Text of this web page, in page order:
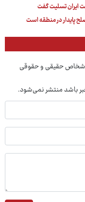
ایران تسلیت گفت
پایدار در منطقه است
اشخاص حقیقی و حقوقی
خبر باشد منتشر نمی‌شود.